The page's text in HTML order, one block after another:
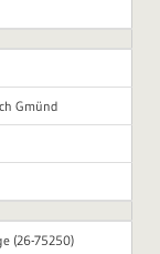
Gmünd
(26-75250)